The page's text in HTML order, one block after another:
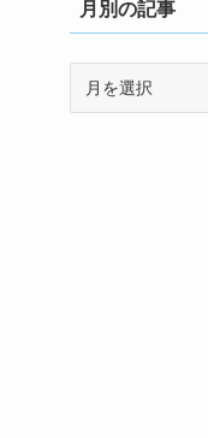
月別の記事